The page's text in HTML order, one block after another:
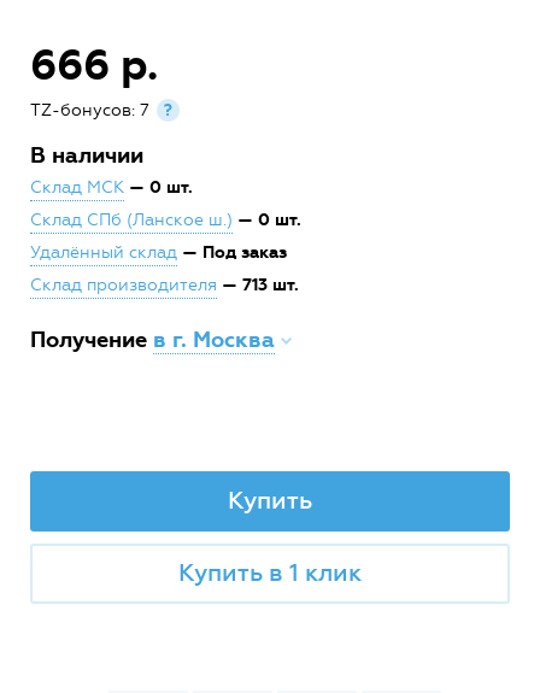
666 р.
TZ-бонусов: 7 ?
В наличии
Склад МСК — 0 шт.
Склад СПб (Ланское ш.) — 0 шт.
Удалённый склад — Под заказ
Склад производителя — 713 шт.
Получение в г. Москва
Купить
Купить в 1 клик